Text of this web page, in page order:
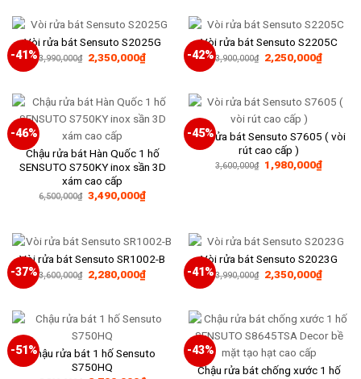
2,350,000₫.
-41%
Vòi rửa bát Sensuto S2025G
3,990,000₫ Giá
gốc
2,350,000₫Giá
hiện
2,350,000₫.
-42%
Vòi rửa bát Sensuto S2205C
3,900,000₫ Giá
gốc
2,250,000₫Giá
hiện
-46%
Chậu rửa bát Hàn Quốc 1 hố
SENSUTO S750KY inox sần 3D
xám cao cấp
6,500,000₫ Giá
gốc
3,490,000₫Giá
hiện
3,490,000₫.
-45%
Vòi rửa bát Sensuto S7605 ( vòi
rút cao cấp )
3,600,000₫ Giá
gốc
1,980,000₫Giá
hiện
-37%
Vòi rửa bát Sensuto SR1002-B
3,600,000₫ Giá
gốc
2,280,000₫Giá
hiện
2,280,000₫.
-41%
Vòi rửa bát Sensuto S2023G
3,990,000₫ Giá
gốc
2,350,000₫Giá
hiện
-51%Chậu rửa bát 1 hố Sensuto
S750HQ
-43%
Chậu rửa bát chống xước 1 hố